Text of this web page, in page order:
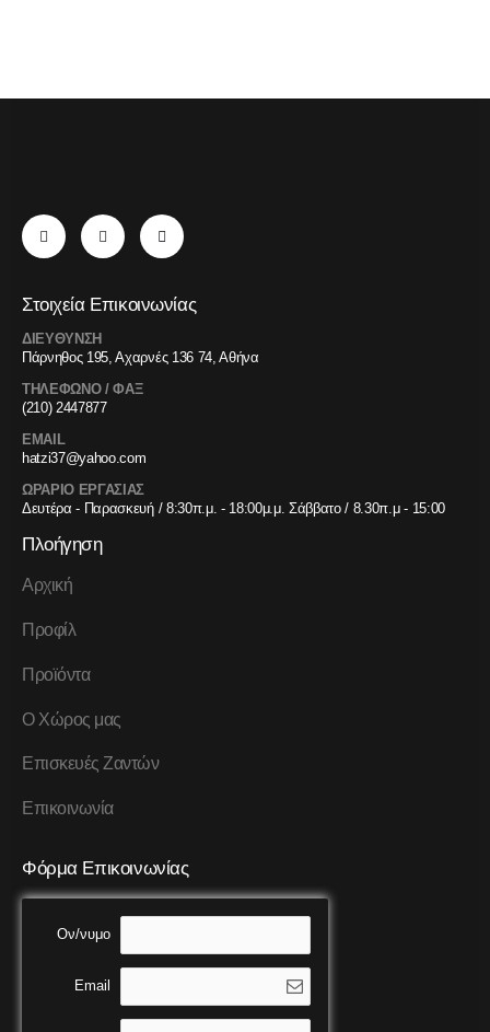
Στοιχεία Επικοινωνίας
ΔΙΕΥΘΥΝΣΗ
Πάρνηθος 195, Αχαρνές 136 74, Αθήνα
ΤΗΛΕΦΩΝΟ / ΦΑΞ
(210) 2447877
EMAIL
hatzi37@yahoo.com
ΩΡΑΡΙΟ ΕΡΓΑΣΙΑΣ
Δευτέρα - Παρασκευή / 8:30π.μ. - 18:00μ.μ. Σάββατο / 8.30π.μ - 15:00
Πλοήγηση
Αρχική
Προφίλ
Προϊόντα
Ο Χώρος μας
Επισκευές Ζαντών
Επικοινωνία
Φόρμα Επικοινωνίας
Ον/νυμο
Email